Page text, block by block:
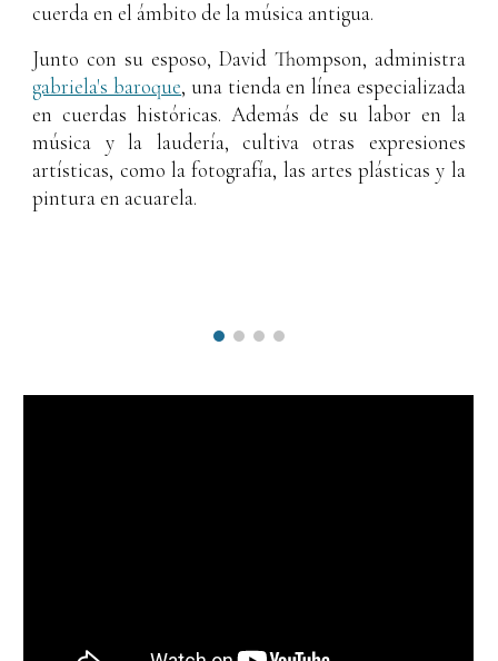
cuerda en el ámbito de la música antigua.
Junto con su esposo, David Thompson, administra
gabriela's baroque, una tienda en línea especializada
en cuerdas históricas. Además de su labor en la
música y la laudería, cultiva otras expresiones
artísticas, como la fotografía, las artes plásticas y la
pintura en acuarela.